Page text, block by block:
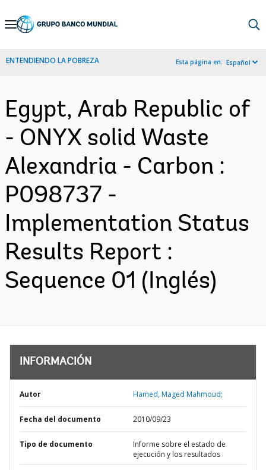
Skip
Navigation
ENTENDIENDO LA POBREZA Esta página en: Español
Egypt, Arab Republic of
- ONYX solid Waste
Alexandria - Carbon :
P098737 -
Implementation Status
Results Report :
Sequence 01 (Inglés)
INFORMACIÓN
Autor Hamed, Maged Mahmoud;
Fecha del documento 2010/09/23
Tipo de documento
Informe sobre el estado de
ejecución y los resultados